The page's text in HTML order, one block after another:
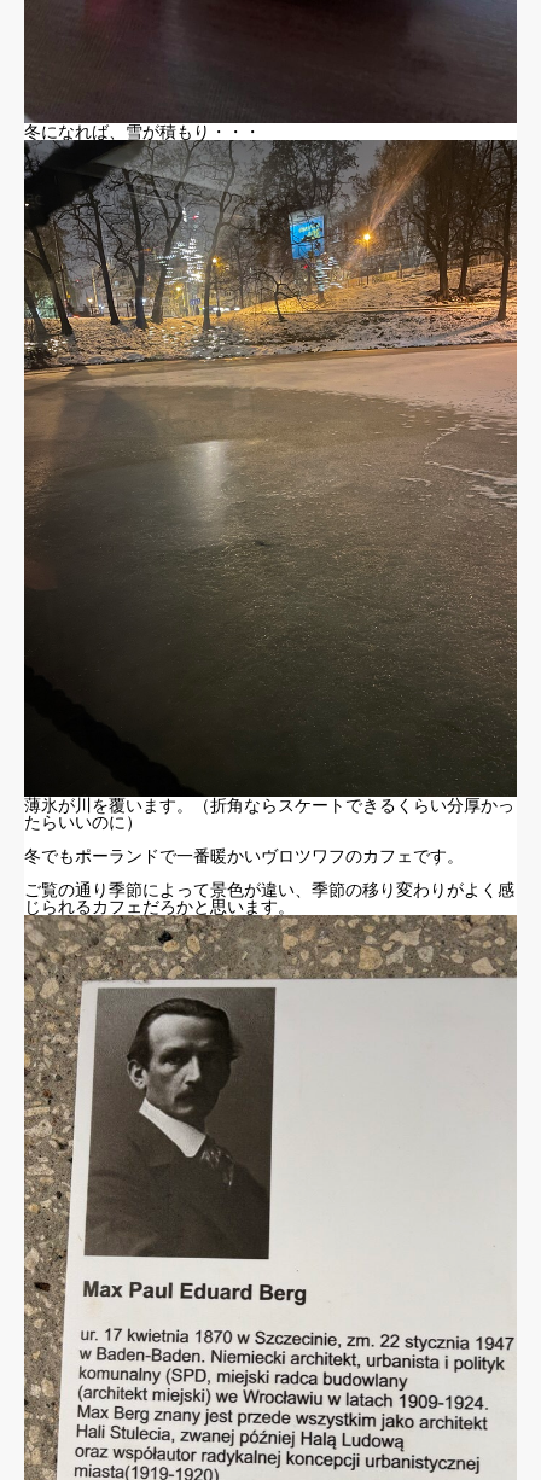
冬になれば、雪が積もり・・・
薄氷が川を覆います。（折角ならスケートできるくらい分厚かっ
たらいいのに）
冬でもポーランドで一番暖かいヴロツワフのカフェです。
ご覧の通り季節によって景色が違い、季節の移り変わりがよく感
じられるカフェだろかと思います。